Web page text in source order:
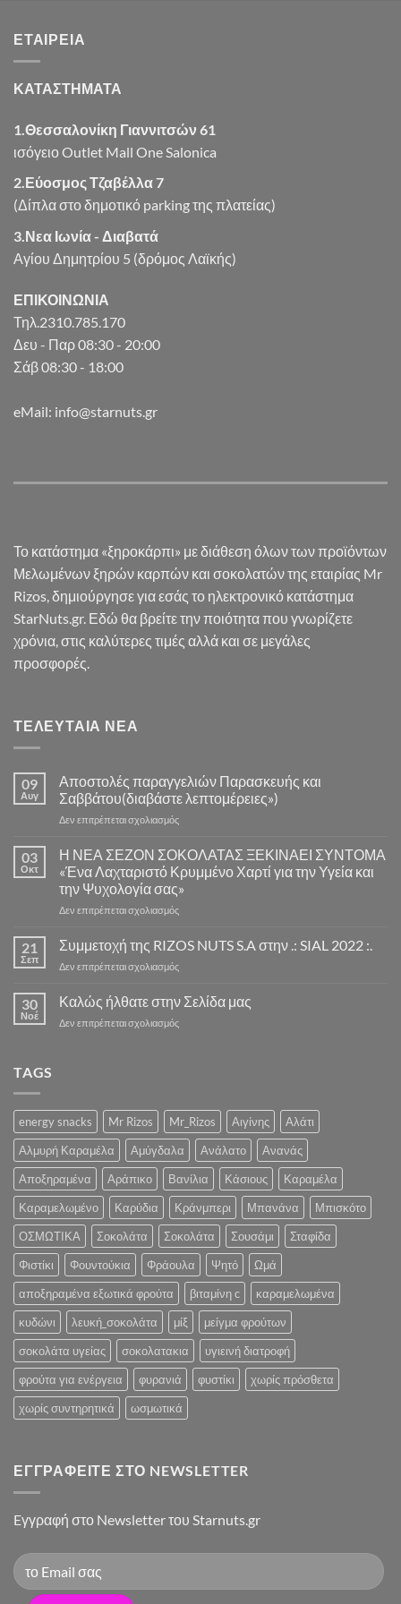
ΕΤΑΙΡΕΊΑ
ΚΑΤΑΣΤΗΜΑΤΑ
1.Θεσσαλονίκη Γιαννιτσών 61
ισόγειο Outlet Mall One Salonica
2.Εύοσμος Τζαβέλλα 7
(Δίπλα στο δημοτικό parking της πλατείας)
3.Νεα Ιωνία - Διαβατά
Αγίου Δημητρίου 5 (δρόμος Λαϊκής)
ΕΠΙΚΟΙΝΩΝΙΑ
Τηλ.2310.785.170
Δευ - Παρ 08:30 - 20:00
Σάβ 08:30 - 18:00
eMail: info@starnuts.gr
Το κατάστημα «ξηροκάρπι» με διάθεση όλων των προϊόντων
Μελωμένων ξηρών καρπών και σοκολατών της εταιρίας Mr
Rizos, δημιούργησε για εσάς το ηλεκτρονικό κατάστημα
StarNuts.gr. Εδώ θα βρείτε την ποιότητα που γνωρίζετε
χρόνια, στις καλύτερες τιμές αλλά και σε μεγάλες
προσφορές.
ΤΕΛΕΥΤΑΊΑ ΝΈΑ
09
Αυγ
Αποστολές παραγγελιών Παρασκευής και
Σαββάτου(διαβάστε λεπτομέρειες»)
Δεν επιτρέπεται σχολιασμόςστο
παραγγελιών
Παρασκευής
και
Σαββάτου(διαβάστε
λεπτομέρειες»)
03
Οκτ
Η ΝΕΑ ΣΕΖΟΝ ΣΟΚΟΛΑΤΑΣ ΞΕΚΙΝΑΕΙ ΣΥΝΤΟΜΑ
«Ένα Λαχταριστό Κρυμμένο Χαρτί για την Υγεία και
την Ψυχολογία σας»
Δεν επιτρέπεται σχολιασμόςστο
ΝΕΑ
ΣΕΖΟΝ
ΣΟΚΟΛΑΤΑΣ
ΣΥΝΤΟΜΑ
Λαχταριστό
και
την
Ψυχολογία
σας»
21
Σεπ
Συμμετοχή της RIZOS NUTS S.A στην .: SIAL 2022 :.
Δεν επιτρέπεται σχολιασμόςστο
της
RIZOS
NUTS
:.
30
Νοέ
Καλώς ήλθατε στην Σελίδα μας
Δεν επιτρέπεται σχολιασμόςστο
TAGS
energy snacks Mr Rizos Mr_Rizos Αιγίνης
Αλάτι
Αλμυρή Καραμέλα
Αμύγδαλα Ανάλατο
Ανανάς
Αποξηραμένα
Αράπικο Βανίλια Κάσιους
Καραμέλα
Καραμελωμένο
Καρύδια Κράνμπερι Μπανάνα
Μπισκότο
ΟΣΜΩΤΙΚΑ
Σοκολάτα Σοκολάτα Σουσάμι
Σταφίδα
Φιστίκι
Φουντούκια Φράουλα Ψητό
Ωμά
αποξηραμένα εξωτικά φρούτα
βιταμίνη c
καραμελωμένα
κυδώνι
λευκή_σοκολάτα μίξ
μείγμα φρούτων
σοκολάτα υγείας
σοκολατακια
υγιεινή διατροφή
φρούτα για ενέργεια
φυρανιά φυστίκι
χωρίς πρόσθετα
χωρίς συντηρητικά
ωσμωτικά
ΕΓΓΡΑΦΕΊΤΕ ΣΤΟ NEWSLETTER
Eγγραφή στο Newsletter του Starnuts.gr